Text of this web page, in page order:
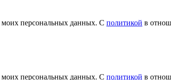
моих персональных данных. С политикой в
моих персональных данных. С политикой в